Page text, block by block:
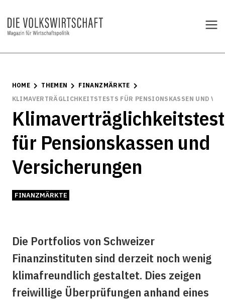
HOME THEMEN
FINANZMÄRKTE
KLIMAVERTRÄGLICHKEITSTESTS FÜR PENSIONSKASSEN UND
für Pensionskassen und
Versicherungen
FINANZMÄRKTE
Die Portfolios von Schweizer
Finanzinstituten sind derzeit noch wenig
klimafreundlich gestaltet. Dies zeigen
freiwillige Überprüfungen anhand eines